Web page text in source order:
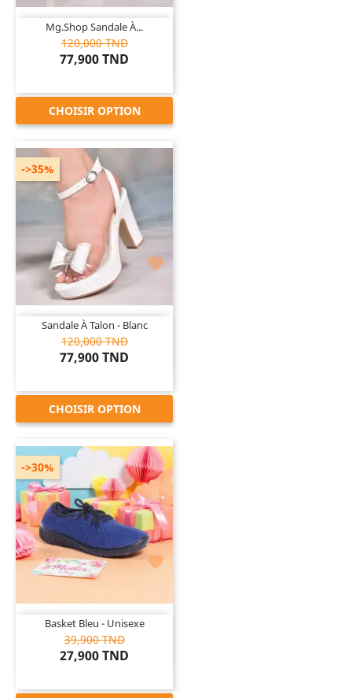
Mg.Shop Sandale À...
120,000 TND
77,900 TND
CHOISIR OPTION

Sandale À Talon - Blanc
120,000 TND
77,900 TND
->35%
CHOISIR OPTION

Basket Bleu - Unisexe
39,900 TND
27,900 TND
->30%